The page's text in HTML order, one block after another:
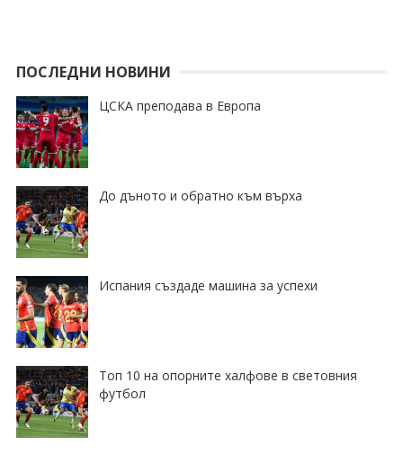
ПОСЛЕДНИ НОВИНИ
ЦСКА преподава в Европа
До дъното и обратно към върха
Испания създаде машина за успехи
Топ 10 на опорните халфове в световния
футбол